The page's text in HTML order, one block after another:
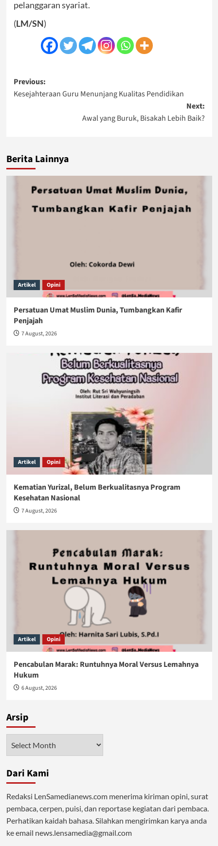
pelanggaran syariat.
(LM/SN)
Post
navigation
Previous:
Kesejahteraan Guru Menunjang Kualitas Pendidikan
Next:
Awal yang Buruk, Bisakah Lebih Baik?
Berita Lainnya
Artikel Opini
Persatuan Umat Muslim Dunia, Tumbangkan Kafir
Penjajah
7 August, 2026
Artikel Opini
Kematian Yurizal, Belum Berkualitasnya Program
Kesehatan Nasional
7 August, 2026
Artikel Opini
Pencabulan Marak: Runtuhnya Moral Versus Lemahnya
Hukum
6 August, 2026
Arsip
Dari Kami
Redaksi LenSamedianews.com menerima kiriman opini, surat
pembaca, cerpen, puisi, dan reportase kegiatan dari pembaca.
Perhatikan kaidah bahasa. Silahkan mengirimkan karya anda
ke email news.lensamedia@gmail.com